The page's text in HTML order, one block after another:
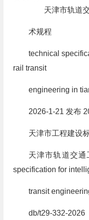
天津市轨道交
术规程
technical
rail transit
engineering in
2026-1-21 发布
天津市工程建设
天津市轨道交通
specification for
transit
db/t29-332-2026